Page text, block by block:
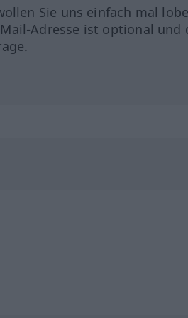
Sie uns einfach mal
Adresse ist optional und